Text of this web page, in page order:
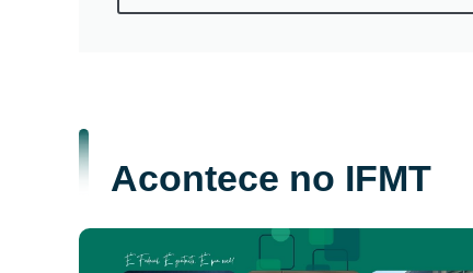
Acontece no IFMT